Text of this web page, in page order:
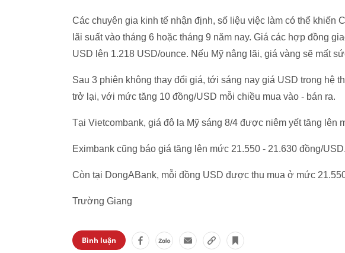
Các chuyên gia kinh tế nhận định, số liệu việc làm có thể khiến
lãi suất vào tháng 6 hoặc tháng 9 năm nay. Giá các hợp đồng
USD lên 1.218 USD/ounce. Nếu Mỹ nâng lãi, giá vàng sẽ mất
Sau 3 phiên không thay đổi giá, tới sáng nay giá USD trong hệ
trở lại, với mức tăng 10 đồng/USD mỗi chiều mua vào - bán ra.
Tại Vietcombank, giá đô la Mỹ sáng 8/4 được niêm yết tăng lên
Eximbank cũng báo giá tăng lên mức 21.550 - 21.630 đồng/USD.
Còn tại DongABank, mỗi đồng USD được thu mua ở mức
Trường Giang
Bình luận